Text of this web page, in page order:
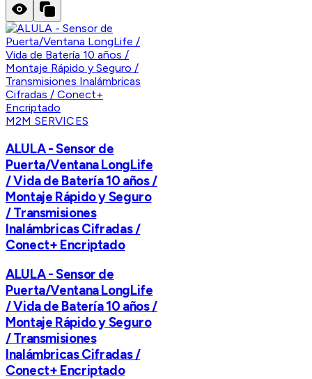
M2M SERVICES
ALULA - Sensor de
Puerta/Ventana LongLife
/ Vida de Batería 10 años /
Montaje Rápido y Seguro
/ Transmisiones
Inalámbricas Cifradas /
Conect+ Encriptado
ALULA - Sensor de
Puerta/Ventana LongLife
/ Vida de Batería 10 años /
Montaje Rápido y Seguro
/ Transmisiones
Inalámbricas Cifradas /
Conect+ Encriptado